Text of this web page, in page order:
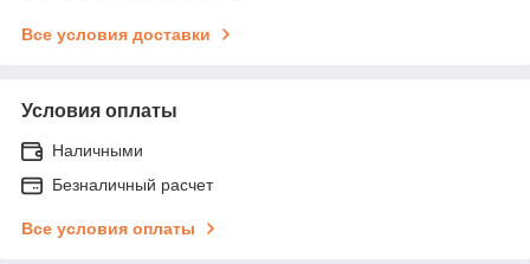
Все условия доставки
Условия оплаты
Наличными
Безналичный расчет
Все условия оплаты